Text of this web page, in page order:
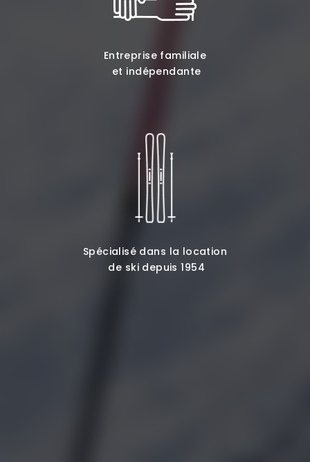
Entreprise familiale
et indépendante
Spécialisé dans la location
de ski depuis 1954